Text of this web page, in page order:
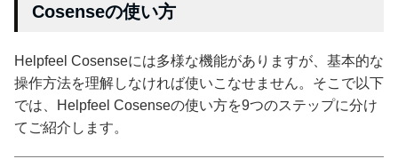
Cosenseの使い方
Helpfeel Cosenseには多様な機能がありますが、基本的な
操作方法を理解しなければ使いこなせません。そこで以下
では、Helpfeel Cosenseの使い方を9つのステップに分け
てご紹介します。